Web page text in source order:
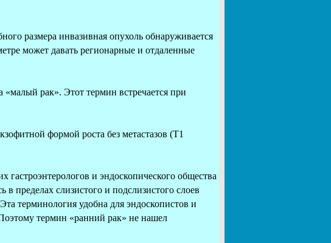
размера инвазивная опухоль обнаруживается
может давать регионарные и отдаленные
рак». Этот термин встречается при
формой роста без метастазов (Т1
и эндоскопического общества
пределах слизистого и подслизистого слоев
терминология удобна для эндоскопистов и
термин «ранний рак» не нашел